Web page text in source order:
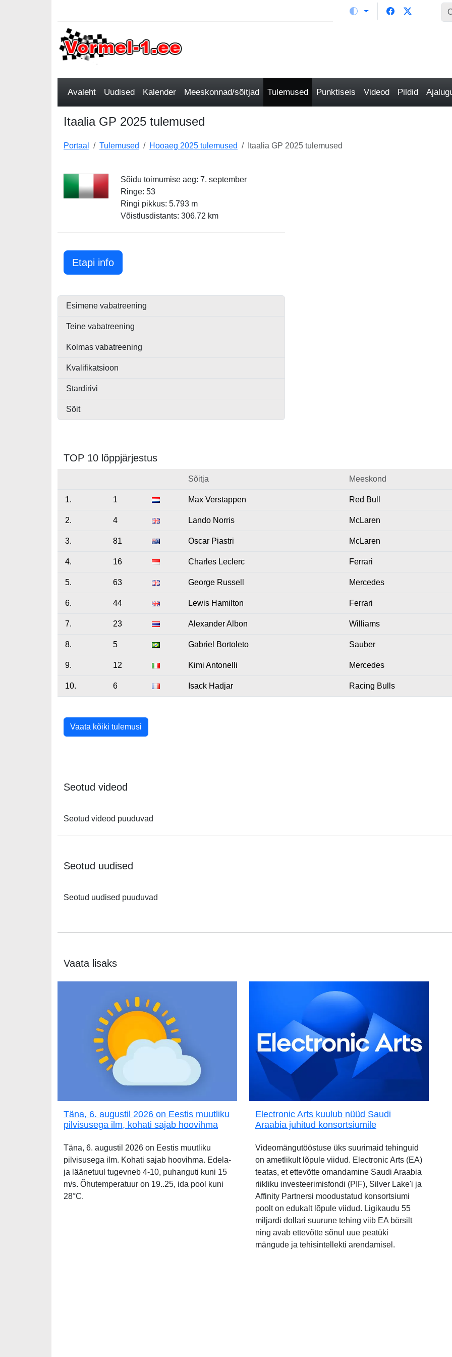
Avaleht Uudised Kalender Meeskonnad/sõitjad Tulemused Punktiseis Videod Pildid
Itaalia GP 2025 tulemused
Portaal Tulemused Hooaeg 2025 tulemused Itaalia GP 2025 tulemused
Sõidu toimumise aeg: 7. september
Ringe: 53
Ringi pikkus: 5.793 m
Võistlusdistants: 306.72 km
Etapi infoItaalia GP 2025
Esimene vabatreening
Teine vabatreening
Kolmas vabatreening
Kvalifikatsioon
Stardirivi
Sõit
TOP 10 lõppjärjestus
Sõitja Meeskond
1. 1 Max Verstappen Red Bull
2. 4 Lando Norris McLaren
3. 81 Oscar Piastri McLaren
4. 16 Charles Leclerc Ferrari
5. 63 George Russell Mercedes
6. 44 Lewis Hamilton Ferrari
7. 23 Alexander Albon Williams
8. 5 Gabriel Bortoleto Sauber
9. 12 Kimi Antonelli Mercedes
10. 6 Isack Hadjar Racing Bulls
Vaata kõiki tulemusi
Seotud videod
Seotud videod puuduvad
Seotud uudised
Seotud uudised puuduvad
Vaata lisaks
Täna, 6. augustil 2026 on Eestis muutliku
pilvisusega ilm, kohati sajab hoovihma
Täna, 6. augustil 2026 on Eestis muutliku
pilvisusega ilm. Kohati sajab hoovihma. Edela-
ja läänetuul tugevneb 4-10, puhanguti kuni 15
m/s. Õhutemperatuur on 19..25, ida pool kuni
28°C.
Electronic Arts kuulub nüüd Saudi
Araabia juhitud konsortsiumile
Videomängutööstuse üks suurimaid tehinguid
on ametlikult lõpule viidud. Electronic Arts (EA)
teatas, et ettevõtte omandamine Saudi Araabia
riikliku investeerimisfondi (PIF), Silver Lake'i ja
Affinity Partnersi moodustatud konsortsiumi
poolt on edukalt lõpule viidud. Ligikaudu 55
miljardi dollari suurune tehing viib EA börsilt
ning avab ettevõtte sõnul uue peatüki
mängude ja tehisintellekti arendamisel.